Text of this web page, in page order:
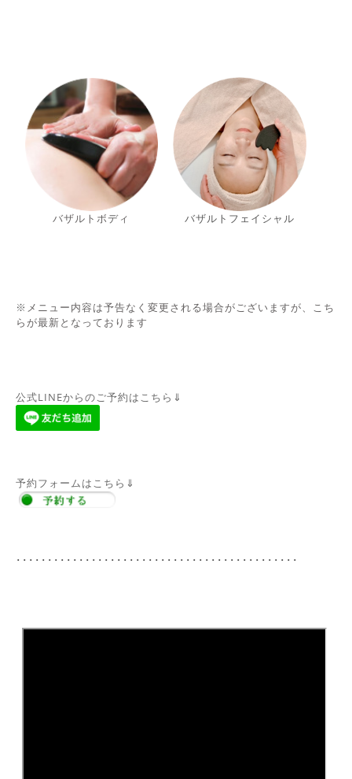
バザルトボディ バザルトフェイシャル
※ メニュー内容は予告なく変更される場合がございますが、こち
らが最新となっております
公式LINEからのご予約はこちら⇓
予約フォームはこちら⇓
･････････････････････････････････････････････